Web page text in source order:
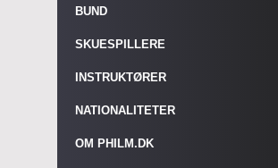
BUND
SKUESPILLERE
INSTRUKTØRER
NATIONALITETER
OM PHILM.DK